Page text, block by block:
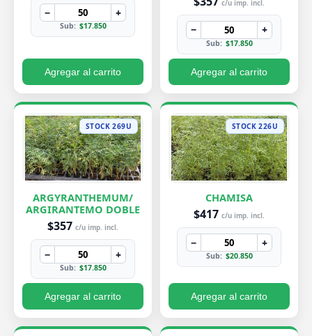
− +
Sub: $17.850
Agregar al carrito
c/u imp. incl.
− +
Sub: $17.850
Agregar al carrito
STOCK 269U
ARGYRANTHEMUM/
ARGIRANTEMO DOBLE
$357 c/u imp. incl.
− +
Sub: $17.850
Agregar al carrito
STOCK 226U
CHAMISA
$417 c/u imp. incl.
− +
Sub: $20.850
Agregar al carrito